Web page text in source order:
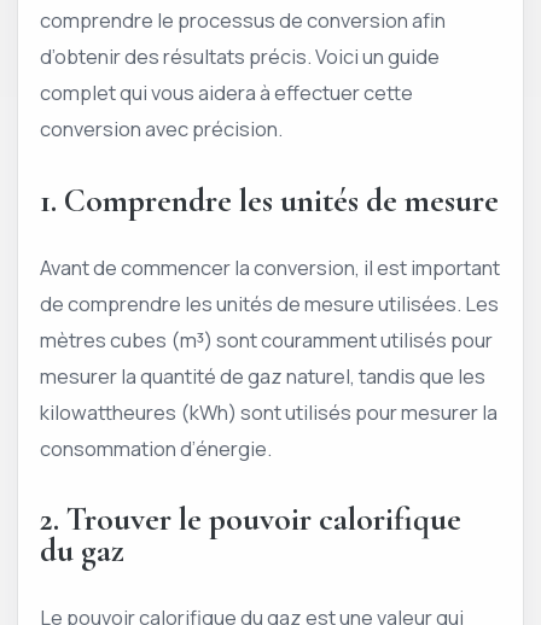
comprendre le processus de conversion afin
d’obtenir des résultats précis. Voici un guide
complet qui vous aidera à effectuer cette
conversion avec précision.
1. Comprendre les unités de mesure
Avant de commencer la conversion, il est important
de comprendre les unités de mesure utilisées. Les
mètres cubes (m³) sont couramment utilisés pour
mesurer la quantité de gaz naturel, tandis que les
kilowattheures (kWh) sont utilisés pour mesurer la
consommation d’énergie.
2. Trouver le pouvoir calorifique
du gaz
Le pouvoir calorifique du gaz est une valeur qui